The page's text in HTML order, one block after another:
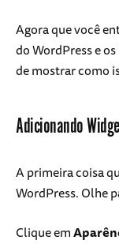
Agora que você
do WordPress e
de mostrar como
Adicionando
A primeira coisa
WordPress. Olhe
Clique em